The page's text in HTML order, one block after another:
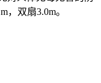
双扇3.0m。